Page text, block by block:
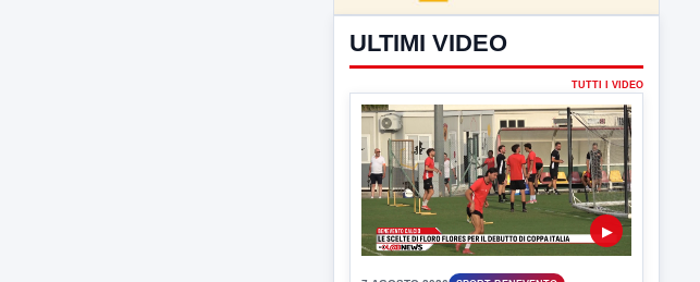
▶
7 AGOSTO 2026 SPORT BENEVENTO
Benevento Calcio: Le scelte di
Floro Flores per il debutto di Coppa